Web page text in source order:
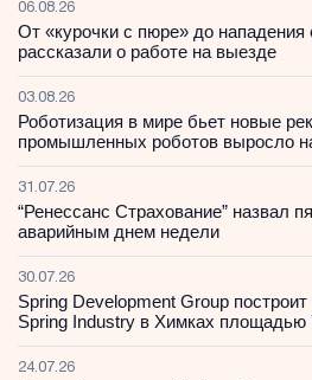
06.08.26
От «курочки с пюре» до
рассказали о работе на выезде
03.08.26
Роботизация в мире бьет новые
промышленных роботов выросло
31.07.26
“Ренессанс Страхование” назвал
аварийным днем недели
30.07.26
Spring Development Group
Spring Industry в Химках площадью
24.07.26